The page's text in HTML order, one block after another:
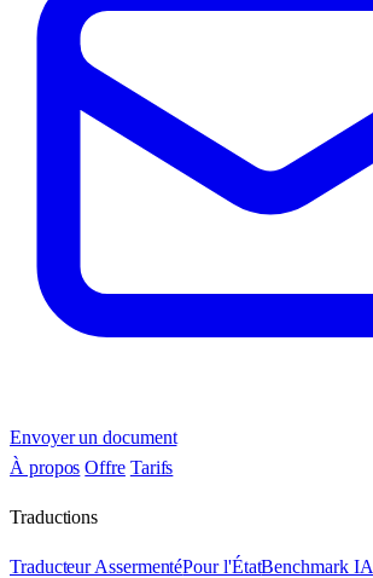
Envoyer un document
À propos Offre Tarifs
Traductions
Traducteur AssermentéPour l'ÉtatBenchmark IA